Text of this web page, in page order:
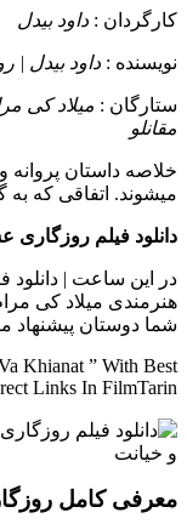
کارگردان : داود بیدل
نويسنده : داود بیدل |
ستارگان : میلاد کی
مقانلو
خلاصه داستان پروانه
میشوند. اتفاقی که
دانلود فیلم
در این ساعت | دانلود
هنرمندی میلاد کی
شما دوستان پیشنهاد
Khianat ” With Best
Links In FilmTarin
معرفی کامل